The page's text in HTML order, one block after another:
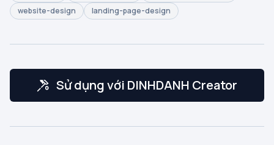
website-design
landing-page-design
Sử dụng với DINHDANH Creator